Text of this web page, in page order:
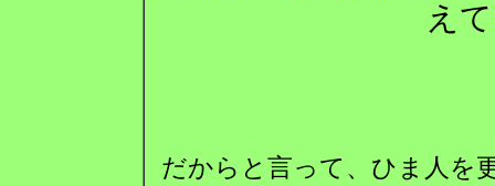
え
だからと言って、ひま人を